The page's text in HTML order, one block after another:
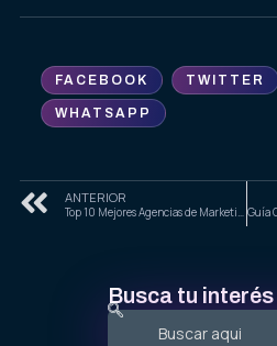
FACEBOOK TWITTER
WHATSAPP
ANTERIOR
Top 10 Mejores Agencias de Marketing Digital en Uruapan, Michoacán
Busca tu interés